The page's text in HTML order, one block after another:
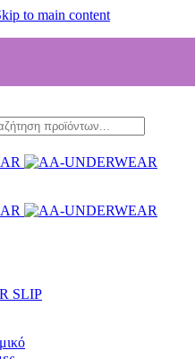
to main content
SLIP